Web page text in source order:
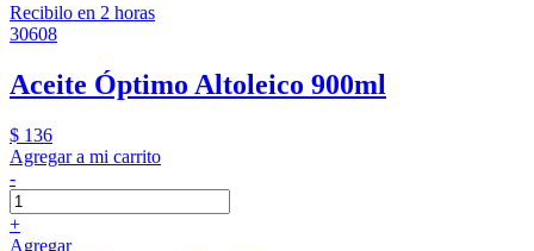
Recibilo en 2 horas
30608
Aceite Óptimo Altoleico 900ml
$ 136
Agregar a mi carrito
-
+
Agregar